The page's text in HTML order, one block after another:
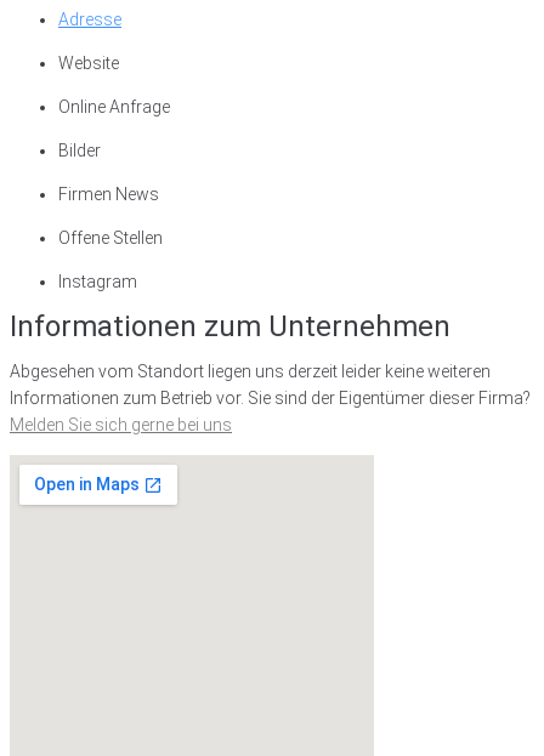
Adresse
Website
Online Anfrage
Bilder
Firmen News
Offene Stellen
Instagram
Informationen zum Unternehmen
Abgesehen vom Standort liegen uns derzeit leider keine weiteren
Informationen zum Betrieb vor. Sie sind der Eigentümer dieser Firma?
Melden Sie sich gerne bei uns